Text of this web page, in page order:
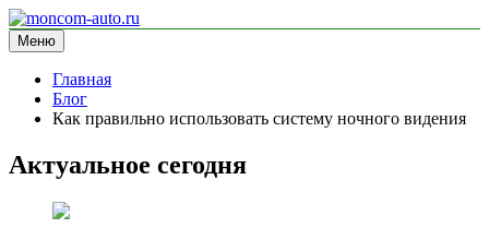
Перейти
к
содержимому
moncom-auto.ru
блог про автомобили
Меню
Главная
Блог
Как правильно использовать систему ночного видения
Актуальное сегодня